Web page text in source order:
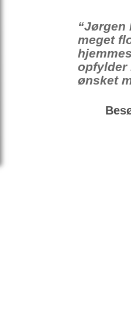
“Jørgen
meget
opfylder
ønsket